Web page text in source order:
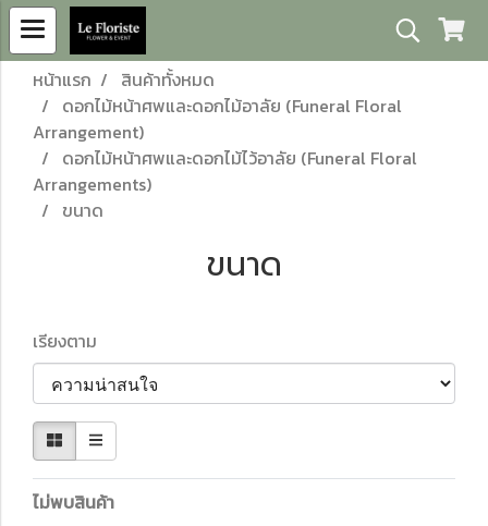
หน้าแรก
สินค้าทั้งหมด
ดอกไม้หน้าศพและดอกไม้อาลัย (Funeral Floral
Arrangement)
ดอกไม้หน้าศพและดอกไม้ไว้อาลัย (Funeral Floral
Arrangements)
ขนาด
ขนาด
เรียงตาม
ไม่พบสินค้า